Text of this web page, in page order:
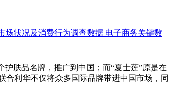
场状况及消费行为调查数据 电子商务关键数
肤品名牌，推广到中国；而“夏士莲”原是在
合利华不仅将众多国际品牌带进中国市场，同